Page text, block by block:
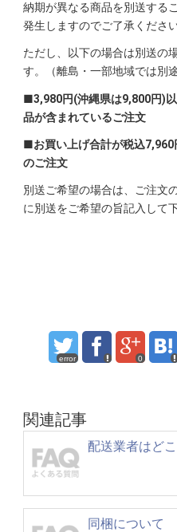
納期が異なる商品を別送する
発生しますのでご了承ください
ただし、以下の場合は別送の
す。（離島・一部地域では別
■3,980円(沖縄県は9,800円)
品が含まれているご注文
■お買い上げ合計が税込
のご注文
別送ご希望の場合は、ご注文
に別送をご希望の旨記入して下
error 0
関連記事
配送業者はど
同梱について